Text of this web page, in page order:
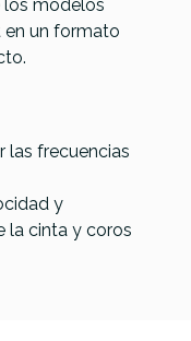
los modelos
en un formato
las frecuencias
y
la cinta y coros